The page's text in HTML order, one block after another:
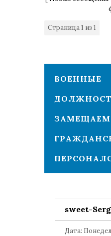
Страница1 из 1
ВОЕННЫЕ
sweet-
Дата: